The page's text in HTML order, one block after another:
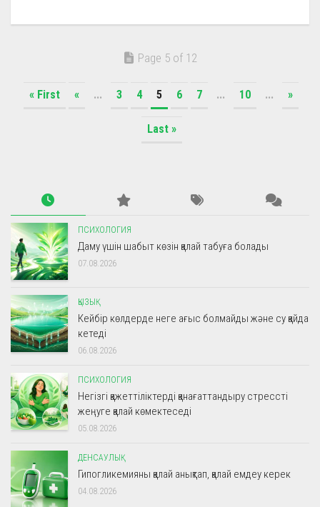
Page 5 of 12
« First « ... 3 4 5 6 7 ... 10 ... »
Last »
ПСИХОЛОГИЯ
Даму үшін шабыт көзін қалай табуға болады
07.08.2026
ҚЫЗЫҚ
Кейбір көлдерде неге ағыс болмайды және су қайда
кетеді
06.08.2026
ПСИХОЛОГИЯ
Негізгі қажеттіліктерді қанағаттандыру стрессті
жеңуге қалай көмектеседі
05.08.2026
ДЕНСАУЛЫҚ
Гипогликемияны қалай анықтап, қалай емдеу керек
04.08.2026